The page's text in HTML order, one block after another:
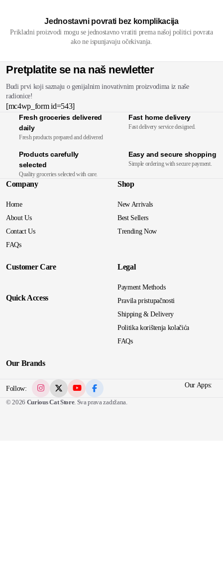
Jednostavni povrati bez komplikacija
Prikladni proizvodi mogu se jednostavno vratiti prema našoj politici povrata
ako ne ispunjavaju očekivanja.
Pretplatite se na naš newletter
Budi prvi koji saznaju o genijalnim inovativnim proizvodima iz naše
radionice!
[mc4wp_form id=543]
Fresh groceries delivered
daily
Fresh products prepared and delivered
Fast home delivery
Fast delivery service designed.
Products carefully
selected
Quality groceries selected with care.
Easy and secure shopping
Simple ordering with secure payment.
Company
Home
About Us
Contact Us
FAQs
Shop
New Arrivals
Best Sellers
Trending Now
Customer Care
Quick Access
Legal
Payment Methods
Pravila pristupačnosti
Shipping & Delivery
Politika korištenja kolačića
FAQs
Our Brands
Follow: Our Apps:
© 2026 Curious Cat Store. Sva prava zadržana.